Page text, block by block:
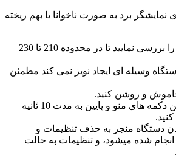
برد به صورت ناخوانا یا بهم ریخته
ولتاژ برق ورودی را بررسی نمایید تا در محدوده 210 تا 230
وسیله ای ایجاد نویز نمی کند مطمئن
خاموش و روشن کنید.
از طریق نگهداشتن دکمه های منو و پایین به مدت 10 ثانیه
دستگاه منجر به حذف تنظیمات و
انجام شده میشود، و تنظیمات به حالت